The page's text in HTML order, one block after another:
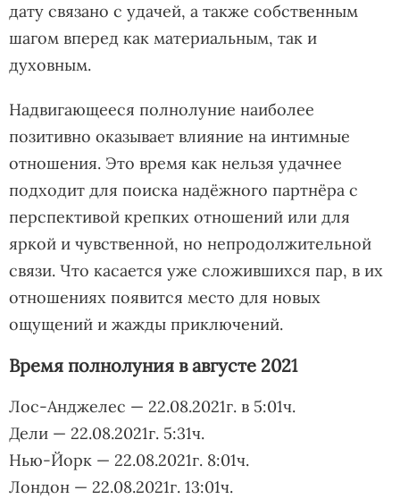
дату связано с удачей, а также собственным
шагом вперед как материальным, так и
духовным.
Надвигающееся полнолуние наиболее
позитивно оказывает влияние на интимные
отношения. Это время как нельзя удачнее
подходит для поиска надёжного партнёра с
перспективой крепких отношений или для
яркой и чувственной, но непродолжительной
связи. Что касается уже сложившихся пар, в их
отношениях появится место для новых
ощущений и жажды приключений.
Время полнолуния в августе 2021
Лос-Анджелес — 22.08.2021г. в 5:01ч.
Дели — 22.08.2021г. 5:31ч.
Нью-Йорк — 22.08.2021г. 8:01ч.
Лондон — 22.08.2021г. 13:01ч.